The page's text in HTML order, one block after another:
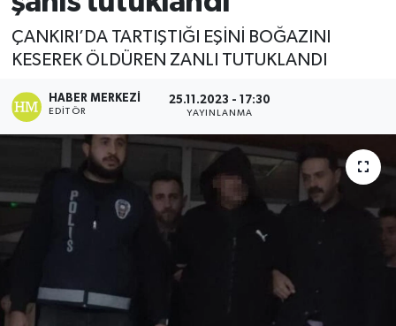
ÇANKIRI’DA TARTIŞTIĞI EŞİNİ BOĞAZINI
KESEREK ÖLDÜREN ZANLI TUTUKLANDI
HABER MERKEZI
EDITÖR
25.11.2023 - 17:30
YAYINLANMA
Ekonomi